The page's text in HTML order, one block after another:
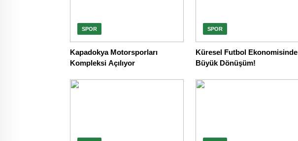
SPOR
Kapadokya Motorsporları
Kompleksi Açılıyor
SPOR
Küresel Futbol Ekonomisinde
Büyük Dönüşüm!